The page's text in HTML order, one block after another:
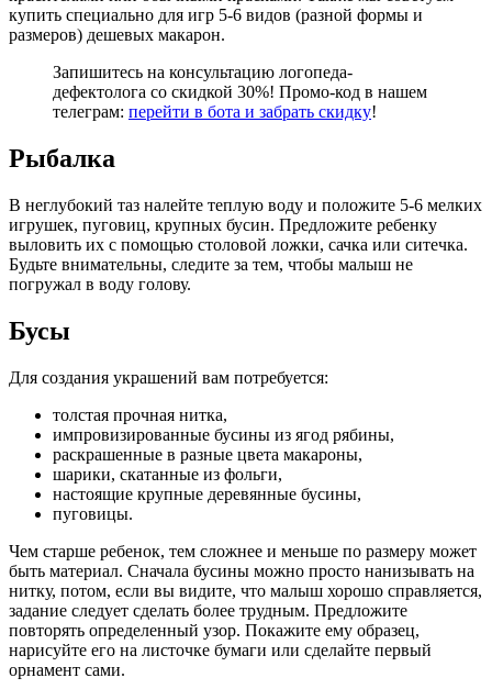
купить специально для игр 5-6 видов (разной формы и
размеров) дешевых макарон.
Запишитесь на консультацию логопеда-
дефектолога со скидкой 30%! Промо-код в нашем
телеграм: перейти в бота и забрать скидку!
Рыбалка
В неглубокий таз налейте теплую воду и положите 5-6 мелких
игрушек, пуговиц, крупных бусин. Предложите ребенку
выловить их с помощью столовой ложки, сачка или ситечка.
Будьте внимательны, следите за тем, чтобы малыш не
погружал в воду голову.
Бусы
Для создания украшений вам потребуется:
толстая прочная нитка,
импровизированные бусины из ягод рябины,
раскрашенные в разные цвета макароны,
шарики, скатанные из фольги,
настоящие крупные деревянные бусины,
пуговицы.
Чем старше ребенок, тем сложнее и меньше по размеру может
быть материал. Сначала бусины можно просто нанизывать на
нитку, потом, если вы видите, что малыш хорошо справляется,
задание следует сделать более трудным. Предложите
повторять определенный узор. Покажите ему образец,
нарисуйте его на листочке бумаги или сделайте первый
орнамент сами.